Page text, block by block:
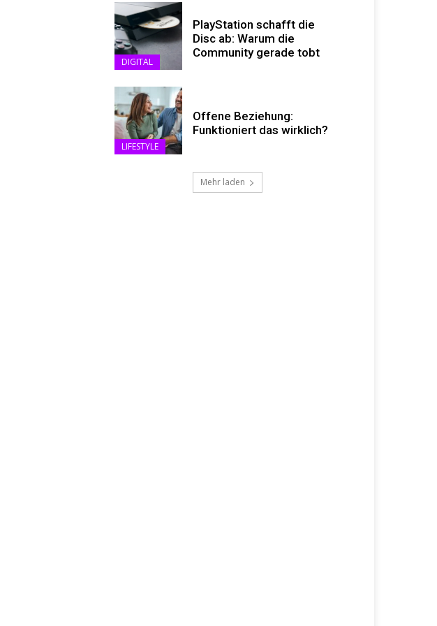
DIGITAL
PlayStation schafft die
Disc ab: Warum die
Community gerade tobt
LIFESTYLE
Offene Beziehung:
Funktioniert das wirklich?
Mehr laden